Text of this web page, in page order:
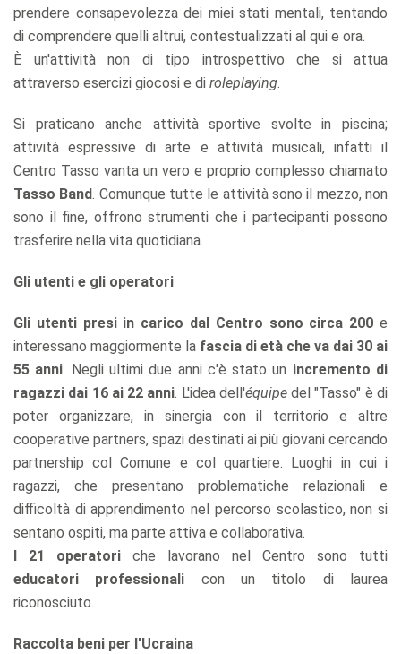
prendere consapevolezza dei miei stati mentali, tentando
di comprendere quelli altrui, contestualizzati al qui e ora.
È un'attività non di tipo introspettivo che si attua
attraverso esercizi giocosi e di roleplaying.
Si praticano anche attività sportive svolte in piscina;
attività espressive di arte e attività musicali, infatti il
Centro Tasso vanta un vero e proprio complesso chiamato
Tasso Band. Comunque tutte le attività sono il mezzo, non
sono il fine, offrono strumenti che i partecipanti possono
trasferire nella vita quotidiana.
Gli utenti e gli operatori
Gli utenti presi in carico dal Centro sono circa 200 e
interessano maggiormente la fascia di età che va dai 30 ai
55 anni. Negli ultimi due anni c'è stato un incremento di
ragazzi dai 16 ai 22 anni. L'idea dell'équipedel "Tasso" è di
poter organizzare, in sinergia con il territorio e altre
cooperative partners, spazi destinati ai più giovani cercando
partnership col Comune e col quartiere. Luoghi in cui i
ragazzi, che presentano problematiche relazionali e
difficoltà di apprendimento nel percorso scolastico, non si
sentano ospiti, ma parte attiva e collaborativa.
I 21 operatori che lavorano nel Centro sono tutti
educatori professionali con un titolo di laurea
riconosciuto.
Raccolta beni per l'Ucraina